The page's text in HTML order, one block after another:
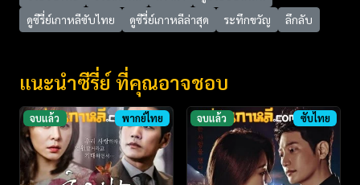
ดูซีรี่ย์เกาหลีซับไทย
ดูซีรี่ย์เกาหลีล่าสุด ระทึกขวัญ ลึกลับ
แนะนำซีรี่ย์ ที่คุณอาจชอบ
จบแล้ว พากย์ไทย จบแล้ว ซับไทย